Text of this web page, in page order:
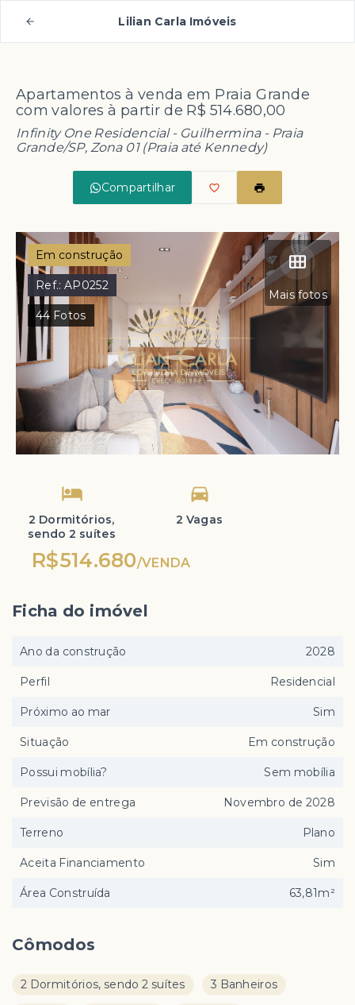
Lilian Carla Imóveis
Apartamentos à venda em Praia Grande
com valores à partir de R$ 514.680,00
Infinity One Residencial - Guilhermina - Praia
Grande/SP, Zona 01 (Praia até Kennedy)
Compartilhar
Mais fotos
Em construção
Ref.:AP0252
44 Fotos
2 Dormitórios,
sendo 2 suítes
2 Vagas
R$514.680/VENDA
Cômodos
2 Dormitórios, sendo 2 suítes 3 Banheiros
Ficha do imóvel
Ano da construção 2028
Perfil Residencial
Próximo ao mar Sim
Situação Em construção
Possui mobília? Sem mobília
Previsão de entrega Novembro de 2028
Terreno Plano
Aceita Financiamento Sim
Área Construída 63,81m²